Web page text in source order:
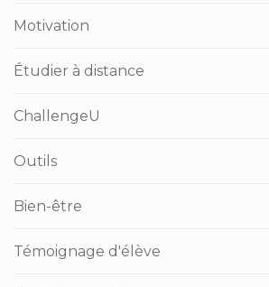
Motivation
Étudier à distance
ChallengeU
Outils
Bien-être
Témoignage d'élève